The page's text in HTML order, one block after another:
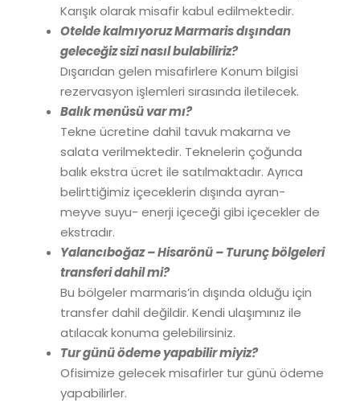
Karışık olarak misafir kabul edilmektedir.
Otelde kalmıyoruz Marmaris dışından
geleceğiz sizi nasıl bulabiliriz?
Dışarıdan gelen misafirlere Konum bilgisi
rezervasyon işlemleri sırasında iletilecek.
Balık menüsü var mı?
Tekne ücretine dahil tavuk makarna ve
salata verilmektedir. Teknelerin çoğunda
balık ekstra ücret ile satılmaktadır. Ayrıca
belirttiğimiz içeceklerin dışında ayran-
meyve suyu- enerji içeceği gibi içecekler de
ekstradır.
Yalancıboğaz – Hisarönü – Turunç bölgeleri
transferi dahil mi?
Bu bölgeler marmaris’in dışında olduğu için
transfer dahil değildir. Kendi ulaşımınız ile
atılacak konuma gelebilirsiniz.
Tur günü ödeme yapabilir miyiz?
Ofisimize gelecek misafirler tur günü ödeme
yapabilirler.